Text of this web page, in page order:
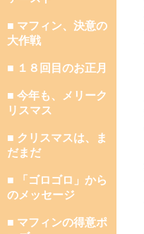
■ マフィン、決意の
大作戦
■ １８回目のお正月
■ 今年も、メリーク
リスマス
■ クリスマスは、ま
だまだ
■ 「ゴロゴロ」から
のメッセージ
■ マフィンの得意ポ